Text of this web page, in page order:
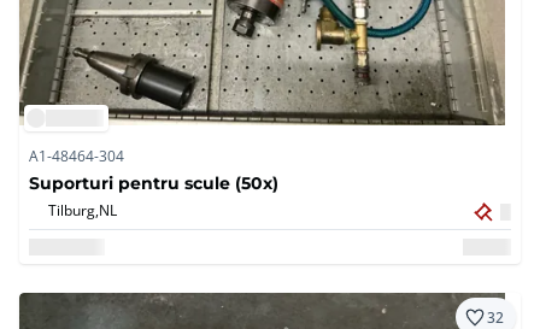
A1-48464-304
Suporturi pentru scule (50x)
Tilburg,NL
32